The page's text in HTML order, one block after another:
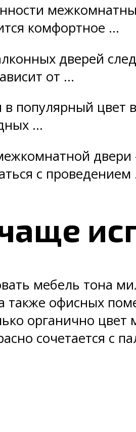
комфортное …
дверей
от …
популярный цвет
…
с
мебель тона
также офисных
органично цвет
сочетается с